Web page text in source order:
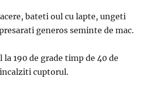
bateti oul cu lapte, ungeti
generos seminte de mac.
190 de grade timp de 40 de
cuptorul.